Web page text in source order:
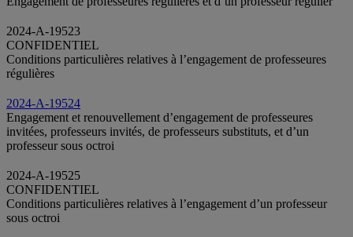
2024-A-19523
CONFIDENTIEL
Conditions particulières relatives à l’engagement de professeures
régulières
2024-A-19524
Engagement et renouvellement d’engagement de professeures
invitées, professeurs invités, de professeurs substituts, et d’un
professeur sous octroi
2024-A-19525
CONFIDENTIEL
Conditions particulières relatives à l’engagement d’un professeur
sous octroi